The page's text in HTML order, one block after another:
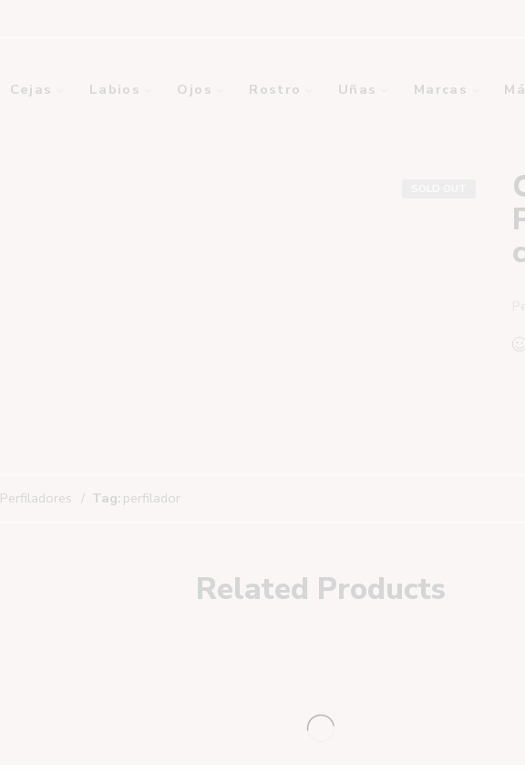
Cejas Labios Ojos Rostro Uñas Marcas
Perfiladores Tag: perfilador
Related Products